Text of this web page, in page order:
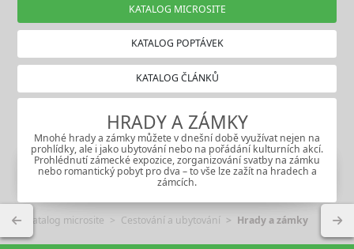
KATALOG MICROSITE
KATALOG POPTÁVEK
KATALOG ČLÁNKŮ
HRADY A ZÁMKY
Mnohé hrady a zámky můžete v dnešní době využívat nejen na
prohlídky, ale i jako ubytování nebo na pořádání kulturních akcí.
Prohlédnutí zámecké expozice, zorganizování svatby na zámku
nebo romantický pobyt pro dva – to vše lze zažít na hradech a
zámcích.
Katalog microsite Cestování a ubytování Hrady a zámky